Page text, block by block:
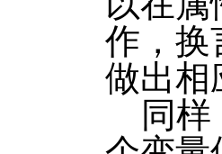
作，换
做出相
同样